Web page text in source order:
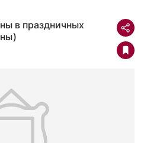
в праздничных